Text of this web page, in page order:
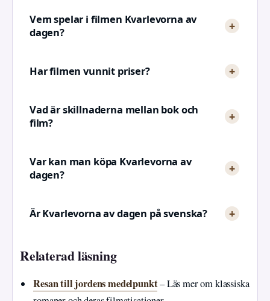
Vem spelar i filmen Kvarlevorna av
dagen?
Har filmen vunnit priser?
Vad är skillnaderna mellan bok och
film?
Var kan man köpa Kvarlevorna av
dagen?
Är Kvarlevorna av dagen på svenska?
Relaterad läsning
Resan till jordens medelpunkt– Läs mer om klassiska